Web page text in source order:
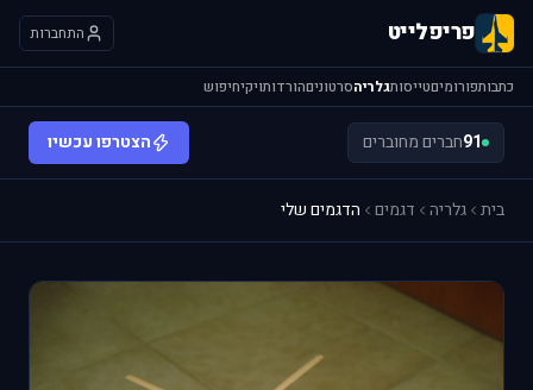
פריפלייט התחברות
כתבותפורומיםטייסותגלריהסרטוניםהורדותויקיחיפוש
91חברים מחוברים הצטרפו עכשיו
בית גלריה דגמים הדגמים שלי